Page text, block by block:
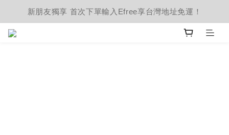
新朋友獨享 首次下單輸入Efree享台灣地址免運！